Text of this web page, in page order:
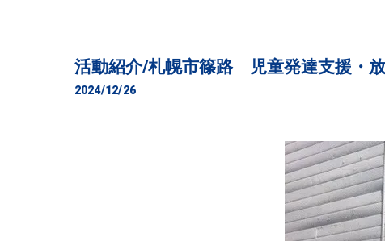
活動紹介/札幌市篠路 児童発達支援・
2024/12/26